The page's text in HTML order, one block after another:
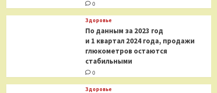
0
Здоровье
По данным за 2023 год
и 1 квартал 2024 года, продажи
глюкометров остаются
стабильными
0
Здоровье